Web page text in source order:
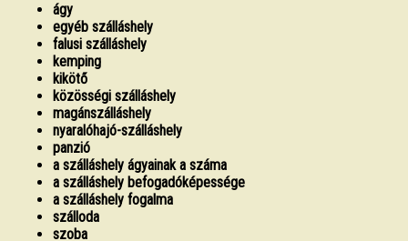
ágy
egyéb szálláshely
falusi szálláshely
kemping
kikötő
közösségi szálláshely
magánszálláshely
nyaralóhajó-szálláshely
panzió
a szálláshely ágyainak a száma
a szálláshely befogadóképessége
a szálláshely fogalma
szálloda
szoba